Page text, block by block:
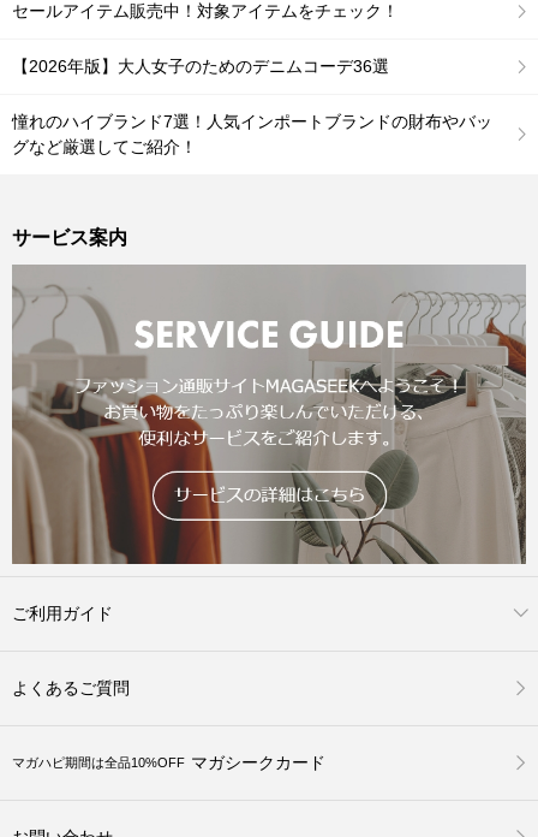
セールアイテム販売中！対象アイテムをチェック！
【2026年版】大人女子のためのデニムコーデ36選
憧れのハイブランド7選！人気インポートブランドの財布やバッ
グなど厳選してご紹介！
サービス案内
ご利用ガイド
よくあるご質問
マガハピ期間は全品10%OFF マガシークカード